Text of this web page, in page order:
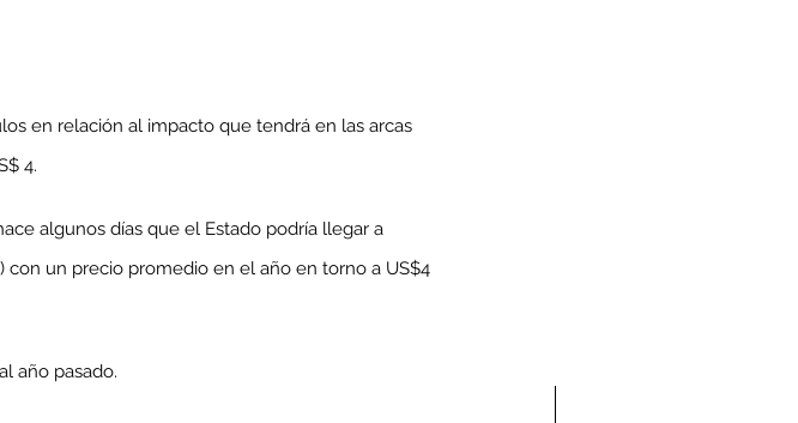
en relación al impacto que tendrá en las arcas
4.
algunos días que el Estado podría llegar a
un precio promedio en el año en torno a US$4
año pasado.